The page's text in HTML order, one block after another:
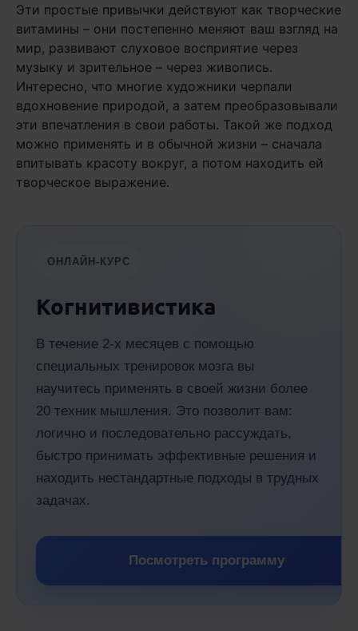
Эти простые привычки действуют как творческие
витамины – они постепенно меняют ваш взгляд на
мир, развивают слуховое восприятие через
музыку и зрительное – через живопись.
Интересно, что многие художники черпали
вдохновение природой, а затем преобразовывали
эти впечатления в свои работы. Такой же подход
можно применять и в обычной жизни – сначала
впитывать красоту вокруг, а потом находить ей
творческое выражение.
ОНЛАЙН-КУРС
Когнитивистика
В течение 2-х месяцев с помощью
специальных тренировок мозга вы
научитесь применять в своей жизни более
20 техник мышления. Это позволит вам:
логично и последовательно рассуждать,
быстро принимать эффективные решения и
находить нестандартные подходы в трудных
задачах.
Посмотреть программу